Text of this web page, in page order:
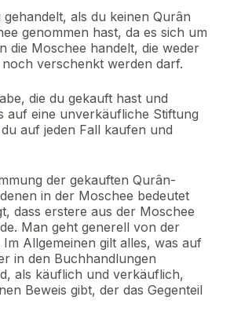
als du keinen Qurân
genommen hast, da es sich um
die Moschee handelt, die weder
noch verschenkt werden darf.
die du gekauft hast und
auf eine unverkäufliche Stiftung
auf jeden Fall kaufen und
der gekauften Qurân-
in der Moschee bedeutet
dass erstere aus der Moschee
Man geht generell von der
Allgemeinen gilt alles, was auf
in den Buchhandlungen
als käuflich und verkäuflich,
Beweis gibt, der das Gegenteil